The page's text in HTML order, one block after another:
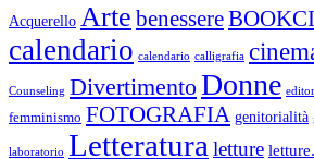
Acquerello Arte benessere
calendario calendario calligrafia
Counseling DivertimentoDonne
femminismo FOTOGRAFIA genitorialità
laboratorio Letteratura letture